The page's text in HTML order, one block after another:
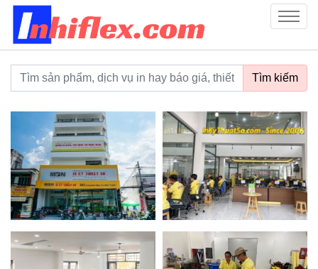
inhiflex.com
Menu
Từ khoá tìm kiếm Tìm kiếm